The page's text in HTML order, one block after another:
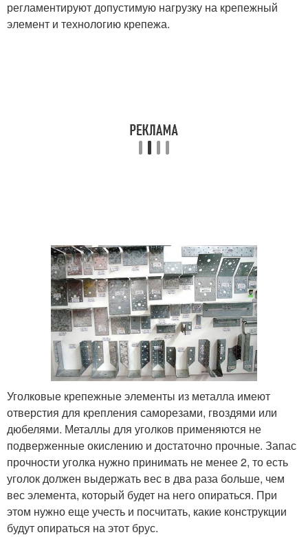
регламентируют допустимую нагрузку на крепежный
элемент и технологию крепежа.
Уголковые крепежные элементы из металла имеют
отверстия для крепления саморезами, гвоздями или
дюбелями. Металлы для уголков применяются не
подверженные окислению и достаточно прочные. Запас
прочности уголка нужно принимать не менее 2, то есть
уголок должен выдержать вес в два раза больше, чем
вес элемента, который будет на него опираться. При
этом нужно еще учесть и посчитать, какие конструкции
будут опираться на этот брус.